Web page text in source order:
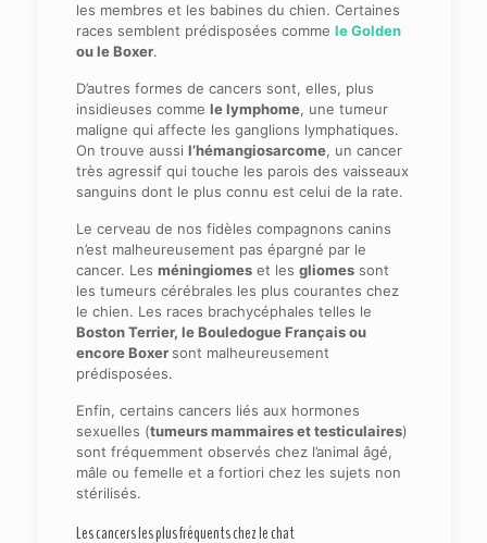
les membres et les babines du chien. Certaines
races semblent prédisposées comme le Golden
ou le Boxer.
D’autres formes de cancers sont, elles, plus
insidieuses comme le lymphome, une tumeur
maligne qui affecte les ganglions lymphatiques.
On trouve aussi l’hémangiosarcome, un cancer
très agressif qui touche les parois des vaisseaux
sanguins dont le plus connu est celui de la rate.
Le cerveau de nos fidèles compagnons canins
n’est malheureusement pas épargné par le
cancer. Les méningiomeset les gliomessont
les tumeurs cérébrales les plus courantes chez
le chien. Les races brachycéphales telles le
Boston Terrier, le Bouledogue Français ou
encore Boxer sont malheureusement
prédisposées.
Enfin, certains cancers liés aux hormones
sexuelles (tumeurs mammaires et testiculaires)
sont fréquemment observés chez l’animal âgé,
mâle ou femelle et a fortiori chez les sujets non
stérilisés.
Les cancers les plus fréquents chez le chat